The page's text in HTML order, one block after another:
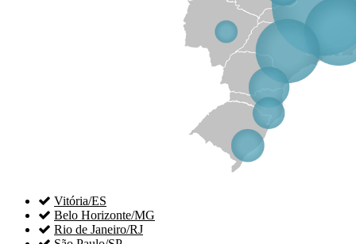
 Vitória/ES
 Belo Horizonte/MG
 Rio de Janeiro/RJ